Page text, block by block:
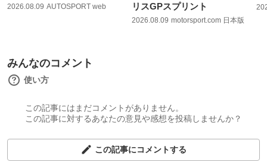
2026.08.09 AUTOSPORT web
リスGPスプリント
2026.08.09 motorsport.com 日本版
みんなのコメント
使い方
この記事にはまだコメントがありません。
この記事に対するあなたの意見や感想を投稿しませんか？
この記事にコメントする